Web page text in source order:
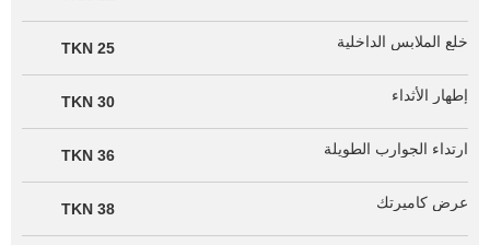
خلع الملابس الداخلية 25 TKN
إطهار الأثداء 30 TKN
ارتداء الجوارب الطويلة 36 TKN
عرض كاميرتك 38 TKN